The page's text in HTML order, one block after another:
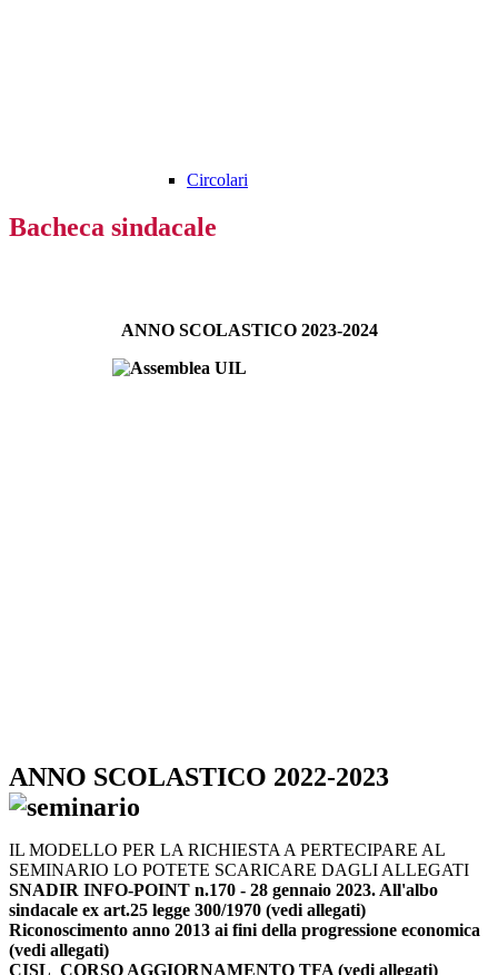
Circolari
Bacheca sindacale
ANNO SCOLASTICO 2023-2024
ANNO SCOLASTICO 2022-2023
IL MODELLO PER LA RICHIESTA A PERTECIPARE AL
SEMINARIO LO POTETE SCARICARE DAGLI ALLEGATI
SNADIR INFO-POINT n.170 - 28 gennaio 2023. All'albo
sindacale ex art.25 legge 300/1970 (vedi allegati)
Riconoscimento anno 2013 ai fini della progressione economica
(vedi allegati)
CISL CORSO AGGIORNAMENTO TFA (vedi allegati)